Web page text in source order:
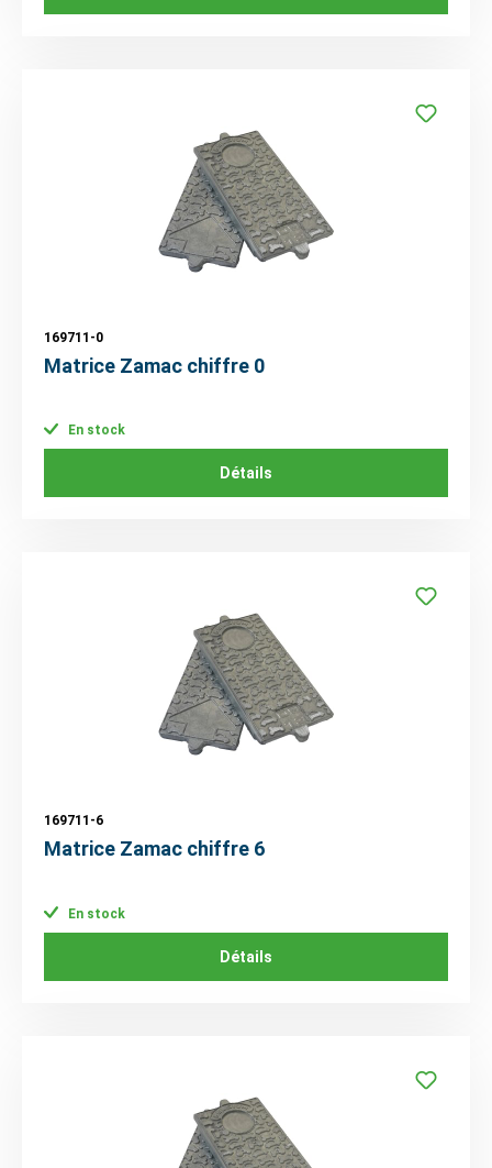
169711-0
Matrice Zamac chiffre 0
En stock
Détails
169711-6
Matrice Zamac chiffre 6
En stock
Détails